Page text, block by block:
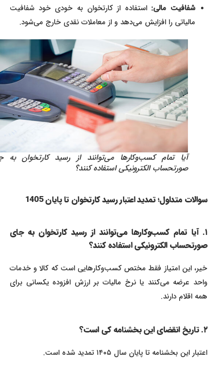
شفافیت مالی:استفاده از کارتخوان به خودی خود شفافیت
مالیاتی را افزایش می‌دهد و از معاملات نقدی خارج می‌شود.
آیا تمام کسب‌وکارها می‌توانند از رسید کارتخوان به جای
صورتحساب الکترونیکی استفاده کنند؟
سوالات متداول؛ تمدید اعتبار رسید کارتخوان تا پایان 1405
۱. آیا تمام کسب‌وکارها می‌توانند از رسید کارتخوان به جای
صورتحساب الکترونیکی استفاده کنند؟
خیر، این امتیاز فقط مختص کسب‌وکارهایی است که کالا و خدمات
واحد عرضه می‌کنند یا نرخ مالیات بر ارزش افزوده یکسانی برای
همه اقلام دارند.
اعتبار این بخشنامه تا پایان سال ۱۴۰۵ تمدید شده است.